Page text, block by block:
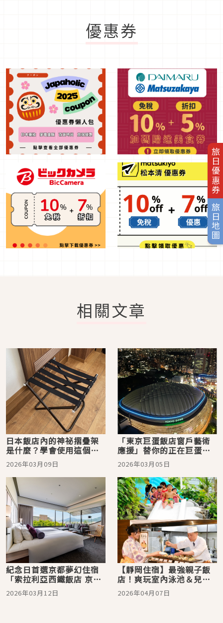
旅日優惠券
旅日地圖
優惠券
相關文章
日本飯店內的神祕摺疊架
是什麼？學會使用這個整
理行李的方便小道具！
2026年03月09日
「東京巨蛋飯店窗戶藝術
應援」替你的正在巨蛋奮
鬥的偶像或隊伍加油打
氣！訂房建議＆準備工作
攻略
2026年03月05日
紀念日首選京都夢幻住宿
「索拉利亞西鐵飯店 京都
Premier 三條鴨川」住進
鴨川風景裡
2026年03月12日
【靜岡住宿】最強親子飯
店！爽玩室內泳池＆兒童
樂園 首選伊豆熱川溫泉
Katara RESORT&SPA
2026年04月07日